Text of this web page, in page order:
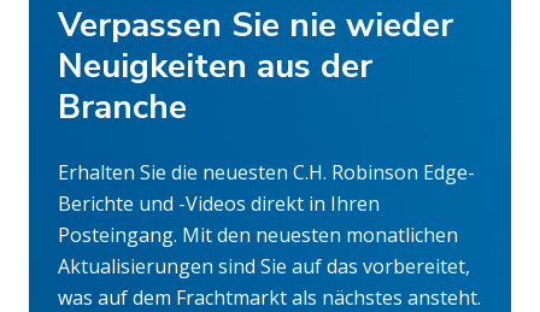
Verpassen Sie nie wieder
Neuigkeiten aus der
Branche
Erhalten Sie die neuesten C.H. Robinson Edge-
Berichte und -Videos direkt in Ihren
Posteingang. Mit den neuesten monatlichen
Aktualisierungen sind Sie auf das vorbereitet,
was auf dem Frachtmarkt als nächstes ansteht.